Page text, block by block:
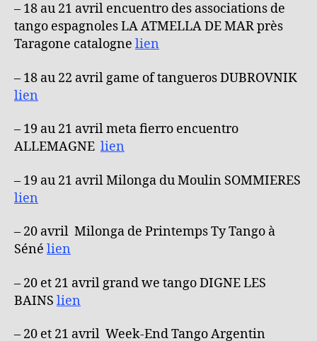
– 18 au 21 avril encuentro des associations de
tango espagnoles LA ATMELLA DE MAR près
Taragone catalogne lien
– 18 au 22 avril game of tangueros DUBROVNIK
lien
– 19 au 21 avril meta fierro encuentro
ALLEMAGNE lien
– 19 au 21 avril Milonga du Moulin SOMMIERES
lien
– 20 avril Milonga de Printemps Ty Tango à
Séné lien
– 20 et 21 avril grand we tango DIGNE LES
BAINS lien
– 20 et 21 avril Week-End Tango Argentin